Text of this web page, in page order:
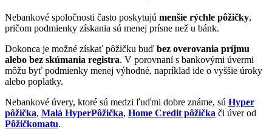
Nebankové spoločnosti často poskytujú menšie rýchle pôžičky,
pričom podmienky získania sú menej prísne než u bánk.
Dokonca je možné získať pôžičku buď bez overovania príjmu
alebo bez skúmania registra. V porovnaní s bankovými úvermi
môžu byť podmienky menej výhodné, napríklad ide o vyššie úroky
alebo poplatky.
Nebankové úvery, ktoré sú medzi ľuďmi dobre známe, sú Hyper
pôžička, Malá HyperPôžička, Home Credit pôžička či úver od
Pôžičkomatu.